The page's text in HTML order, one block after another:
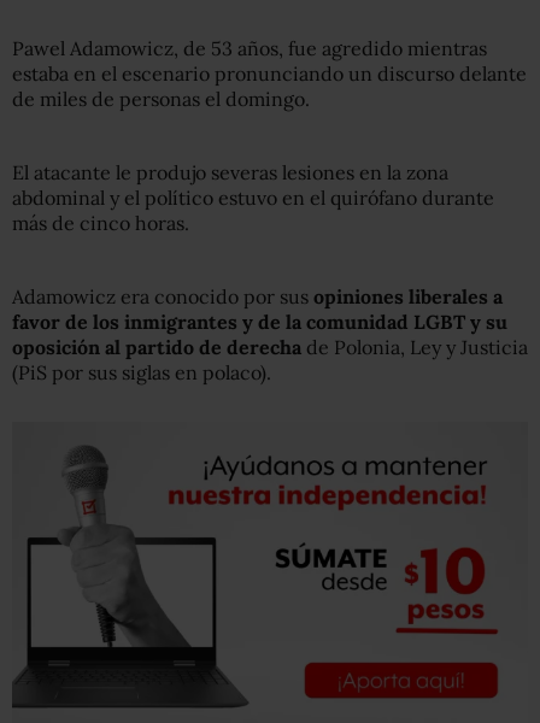
Pawel Adamowicz, de 53 años, fue agredido mientras
estaba en el escenario pronunciando un discurso delante
de miles de personas el domingo.
El atacante le produjo severas lesiones en la zona
abdominal y el político estuvo en el quirófano durante
más de cinco horas.
Adamowicz era conocido por sus opiniones liberales a
favor de los inmigrantes y de la comunidad LGBT y su
oposición al partido de derecha de Polonia, Ley y Justicia
(PiS por sus siglas en polaco).